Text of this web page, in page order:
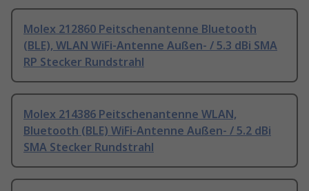
Molex 212860 Peitschenantenne Bluetooth
(BLE), WLAN WiFi-Antenne Außen- / 5.3 dBi SMA
RP Stecker Rundstrahl
Molex 214386 Peitschenantenne WLAN,
Bluetooth (BLE) WiFi-Antenne Außen- / 5.2 dBi
SMA Stecker Rundstrahl